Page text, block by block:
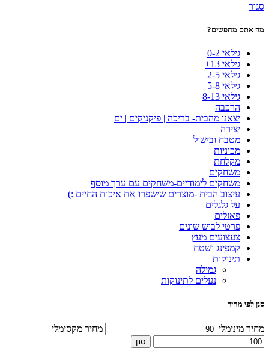
סגור
מה אתם מחפשים?
גילאי 0-2
גילאי 13+
גילאי 2-5
גילאי 5-8
גילאי 8-13
הרכבה
יצאנו מהבית- בריכה | פיקניקים | ים
יצירה
מטבח ובישול
מכוניות
מקלחת
משחקים
משחקים לימודיים-משחקים עם ערך מוסף
עיצוב הבית -מוצרים שישפרו את איכות החיים :)
על גלגלים
פאזלים
פרטי לבוש שונים
צעצועים מעץ
קמפינג ושטח
תינוקות
גמילה
נעלים לתינוקות
סנן לפי מחיר
מחיר מינימלי מחיר מקסימלי
סנן